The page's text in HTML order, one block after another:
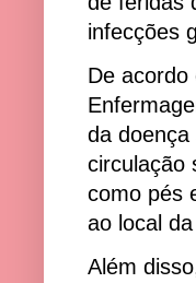
infecções
De acordo
da
circulação
como pés
ao local
Além